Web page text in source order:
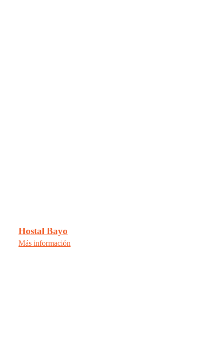
Hostal Bayo
Más información